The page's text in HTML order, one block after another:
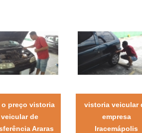
o preço vistoria
veicular de
Araras
vistoria veicular
empresa
Iracemápolis